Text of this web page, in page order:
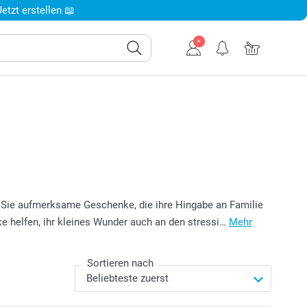
erstellen 📖
aufmerksame Geschenke, die ihre Hingabe an Familie
helfen, ihr kleines Wunder auch an den stressi… Mehr
Sortieren nach